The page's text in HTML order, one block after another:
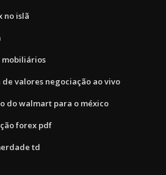
no islã
mobiliários
valores negociação ao vivo
do walmart para o méxico
forex pdf
td